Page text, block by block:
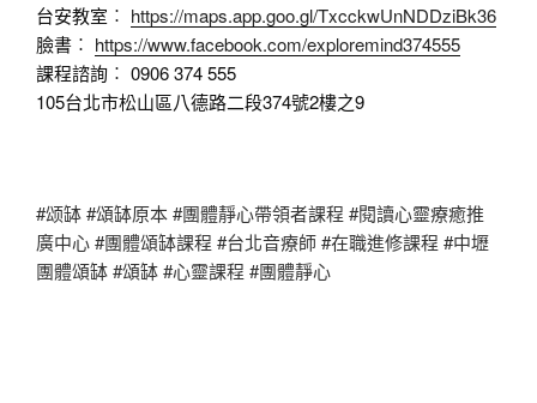
台安教室︰ https://maps.app.goo.gl/TxcckwUnNDDziBk36
臉書︰ https://www.facebook.com/exploremind374555
課程諮詢︰ 0906 374 555
105台北市松山區八德路二段374號2樓之9
#颂缽 #頌缽原本 #團體靜心帶領者課程 #閱讀心靈療癒推
廣中心 #團體頌缽課程 #台北音療師 #在職進修課程 #中壢
團體頌缽 #頌缽 #心靈課程 #團體靜心